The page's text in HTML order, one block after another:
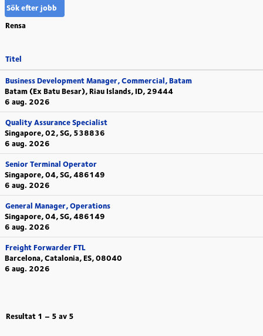
Rensa
Titel
Business Development Manager, Commercial, Batam
Batam (Ex Batu Besar), Riau Islands, ID, 29444
6 aug. 2026
Quality Assurance Specialist
Singapore, 02, SG, 538836
6 aug. 2026
Senior Terminal Operator
Singapore, 04, SG, 486149
6 aug. 2026
General Manager, Operations
Singapore, 04, SG, 486149
6 aug. 2026
Freight Forwarder FTL
Barcelona, Catalonia, ES, 08040
6 aug. 2026
Resultat 1 – 5 av 5